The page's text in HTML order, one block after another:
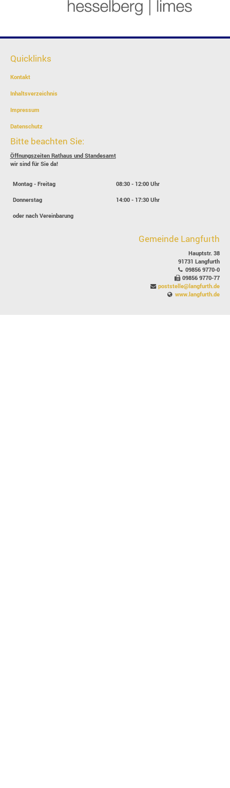
Quicklinks
Kontakt
Inhaltsverzeichnis
Impressum
Datenschutz
Bitte beachten Sie:
Öffnungszeiten Rathaus und Standesamt
wir sind für Sie da!
Montag - Freitag 08:30 - 12:00 Uhr
Donnerstag 14:00 - 17:30 Uhr
oder nach Vereinbarung
Gemeinde Langfurth
Hauptstr. 38
91731 Langfurth
09856 9770-0
09856 9770-77
poststelle@langfurth.de
www.langfurth.de